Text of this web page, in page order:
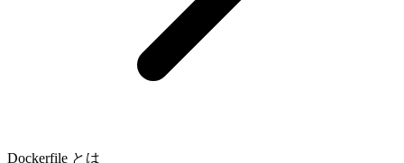
Dockerfile とは